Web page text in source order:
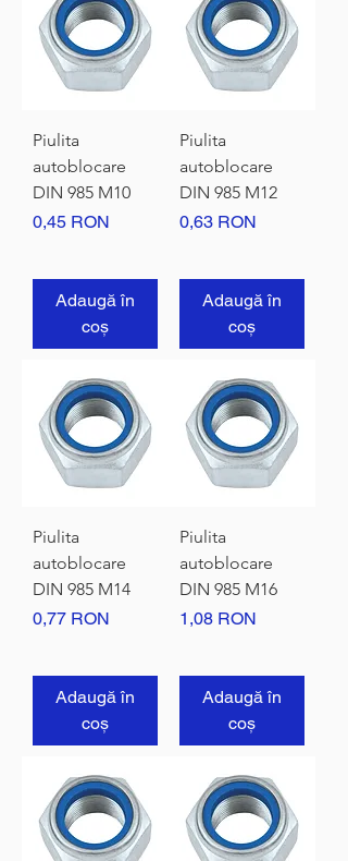
Piulita
autoblocare
DIN 985 M10
Preț
0,45 RON
Adaugă în
coș
Piulita
autoblocare
DIN 985 M12
Preț
0,63 RON
Adaugă în
coș
Piulita
autoblocare
DIN 985 M14
Preț
0,77 RON
Adaugă în
coș
Piulita
autoblocare
DIN 985 M16
Preț
1,08 RON
Adaugă în
coș